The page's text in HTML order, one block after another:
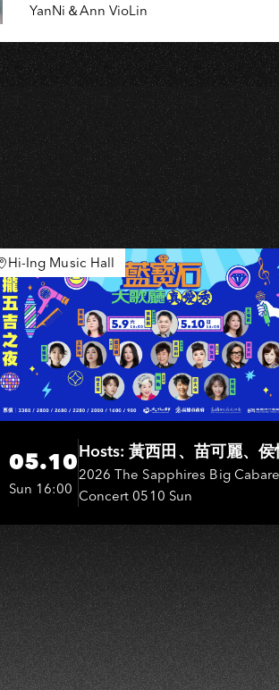
YanNi＆Ann VioLin
Hi-Ing Music Hall
05.10
Sun 16:00
Hosts: 黃西田、苗可麗、侯
君．Entertainers: 葉啟田、
嬤-吳敏、王彩樺、王瑞霞、
淑敏、施文彬、邵大倫、曹
雯、陳孟賢、黃露瑤
2026 The Sapphires Big
Concert 0510 Sun